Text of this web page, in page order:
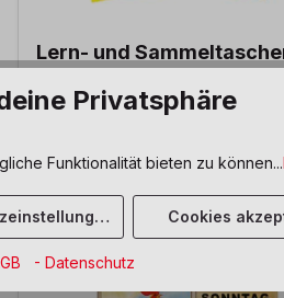
Lern- und
18,90 €*
Privatsphäre
Funktionalität bieten zu können...
Cookies
- Datenschutz